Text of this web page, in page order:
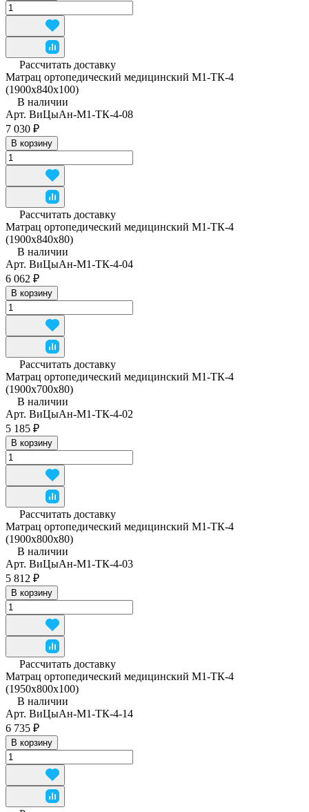
Рассчитать доставку
Матрац ортопедический медицинский М1-ТК-4
(1900x840x100)
В наличии
Арт. ВиЦыАн-М1-ТК-4-08
7 030 ₽
В корзину
Рассчитать доставку
Матрац ортопедический медицинский М1-ТК-4
(1900x840x80)
В наличии
Арт. ВиЦыАн-М1-ТК-4-04
6 062 ₽
В корзину
Рассчитать доставку
Матрац ортопедический медицинский М1-ТК-4
(1900х700х80)
В наличии
Арт. ВиЦыАн-М1-ТК-4-02
5 185 ₽
В корзину
Рассчитать доставку
Матрац ортопедический медицинский М1-ТК-4
(1900х800х80)
В наличии
Арт. ВиЦыАн-М1-ТК-4-03
5 812 ₽
В корзину
Рассчитать доставку
Матрац ортопедический медицинский М1-ТК-4
(1950x800x100)
В наличии
Арт. ВиЦыАн-М1-ТК-4-14
6 735 ₽
В корзину